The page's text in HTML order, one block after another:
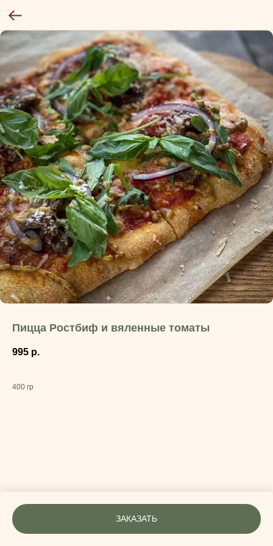
Пицца Ростбиф и вяленные томаты
995 р.
ЗАКАЗАТЬ
400 гр